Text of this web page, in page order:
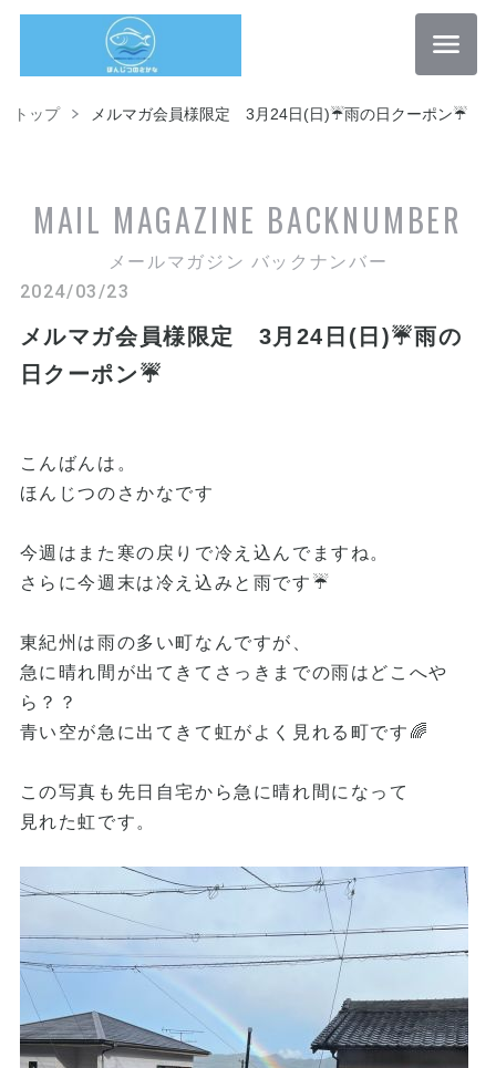
トップ メルマガ会員様限定 3月24日(日)☔️雨の日クーポン☔️
MAIL MAGAZINE BACKNUMBER
メールマガジン バックナンバー
2024/03/23
メルマガ会員様限定 3月24日(日)☔️雨の
日クーポン☔️
こんばんは。
ほんじつのさかなです
今週はまた寒の戻りで冷え込んでますね。
さらに今週末は冷え込みと雨です☔️
東紀州は雨の多い町なんですが、
急に晴れ間が出てきてさっきまでの雨はどこへや
ら？？
青い空が急に出てきて虹がよく見れる町です🌈
この写真も先日自宅から急に晴れ間になって
見れた虹です。